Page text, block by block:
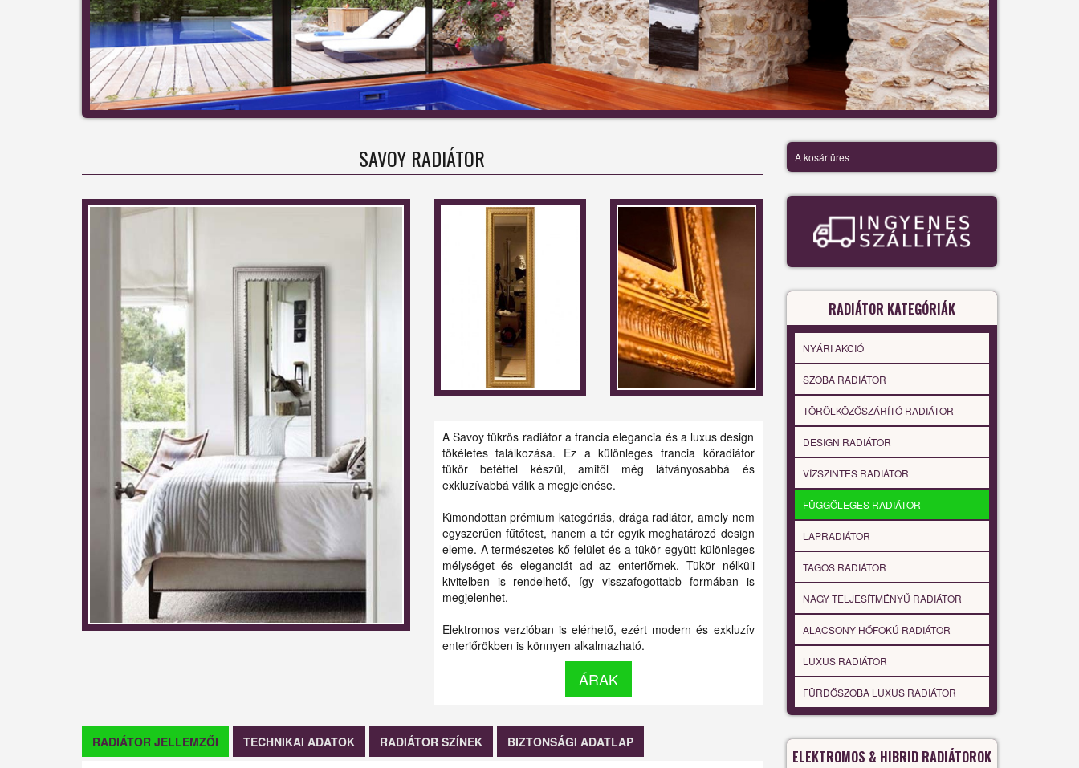
SAVOY RADIÁTOR
A Savoy tükrös radiátor a francia elegancia és a luxus design
tökéletes találkozása. Ez a különleges francia kőradiátor
tükör betéttel készül, amitől még látványosabbá és
exkluzívabbá válik a megjelenése.
Kimondottan prémium kategóriás, drága radiátor, amely nem
egyszerűen fűtőtest, hanem a tér egyik meghatározó design
eleme. A természetes kő felület és a tükör együtt különleges
mélységet és eleganciát ad az enteriőrnek. Tükör nélküli
kivitelben is rendelhető, így visszafogottabb formában is
megjelenhet.
Elektromos verzióban is elérhető, ezért modern és exkluzív
enteriőrökben is könnyen alkalmazható.
ÁRAK
RADIÁTOR JELLEMZŐI TECHNIKAI ADATOK RADIÁTOR SZÍNEK BIZTONSÁGI ADATLAP
A kosár üres
RADIÁTOR KATEGÓRIÁK
NYÁRI AKCIÓ
SZOBA RADIÁTOR
TÖRÖLKÖZŐSZÁRÍTÓ RADIÁTOR
DESIGN RADIÁTOR
VÍZSZINTES RADIÁTOR
FÜGGŐLEGES RADIÁTOR
LAPRADIÁTOR
TAGOS RADIÁTOR
NAGY TELJESÍTMÉNYŰ RADIÁTOR
ALACSONY HŐFOKÚ RADIÁTOR
LUXUS RADIÁTOR
FÜRDŐSZOBA LUXUS RADIÁTOR
ELEKTROMOS & HIBRID RADIÁTOROK